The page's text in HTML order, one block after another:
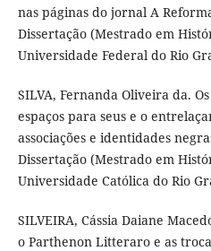
nas páginas do jornal A
Dissertação (Mestrado em
Universidade Federal do Rio
SILVA, Fernanda Oliveira da.
espaços para seus e o
associações e identidades
Dissertação (Mestrado em
Universidade Católica do Rio
SILVEIRA, Cássia Daiane
o Parthenon Litteraro e as